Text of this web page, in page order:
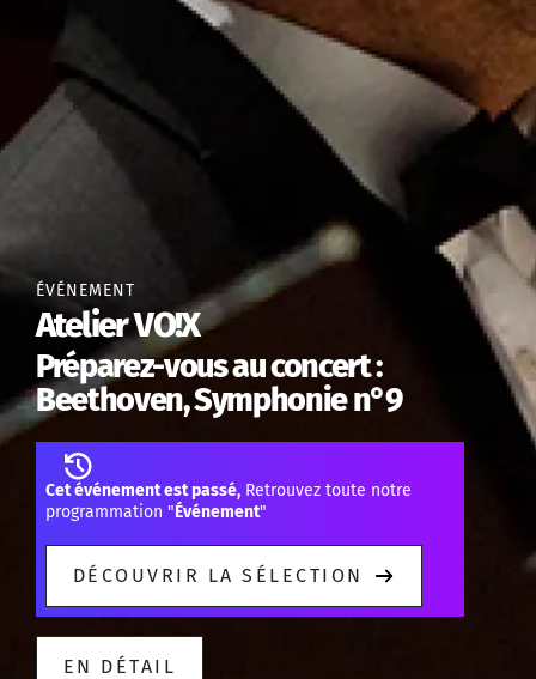
ÉVÉNEMENT
Atelier VO!X
Préparez-vous au concert :
Beethoven, Symphonie n°9
Cet événement est passé, Retrouvez toute notre
programmation "Événement"
DÉCOUVRIR LA SÉLECTION
EN DÉTAIL